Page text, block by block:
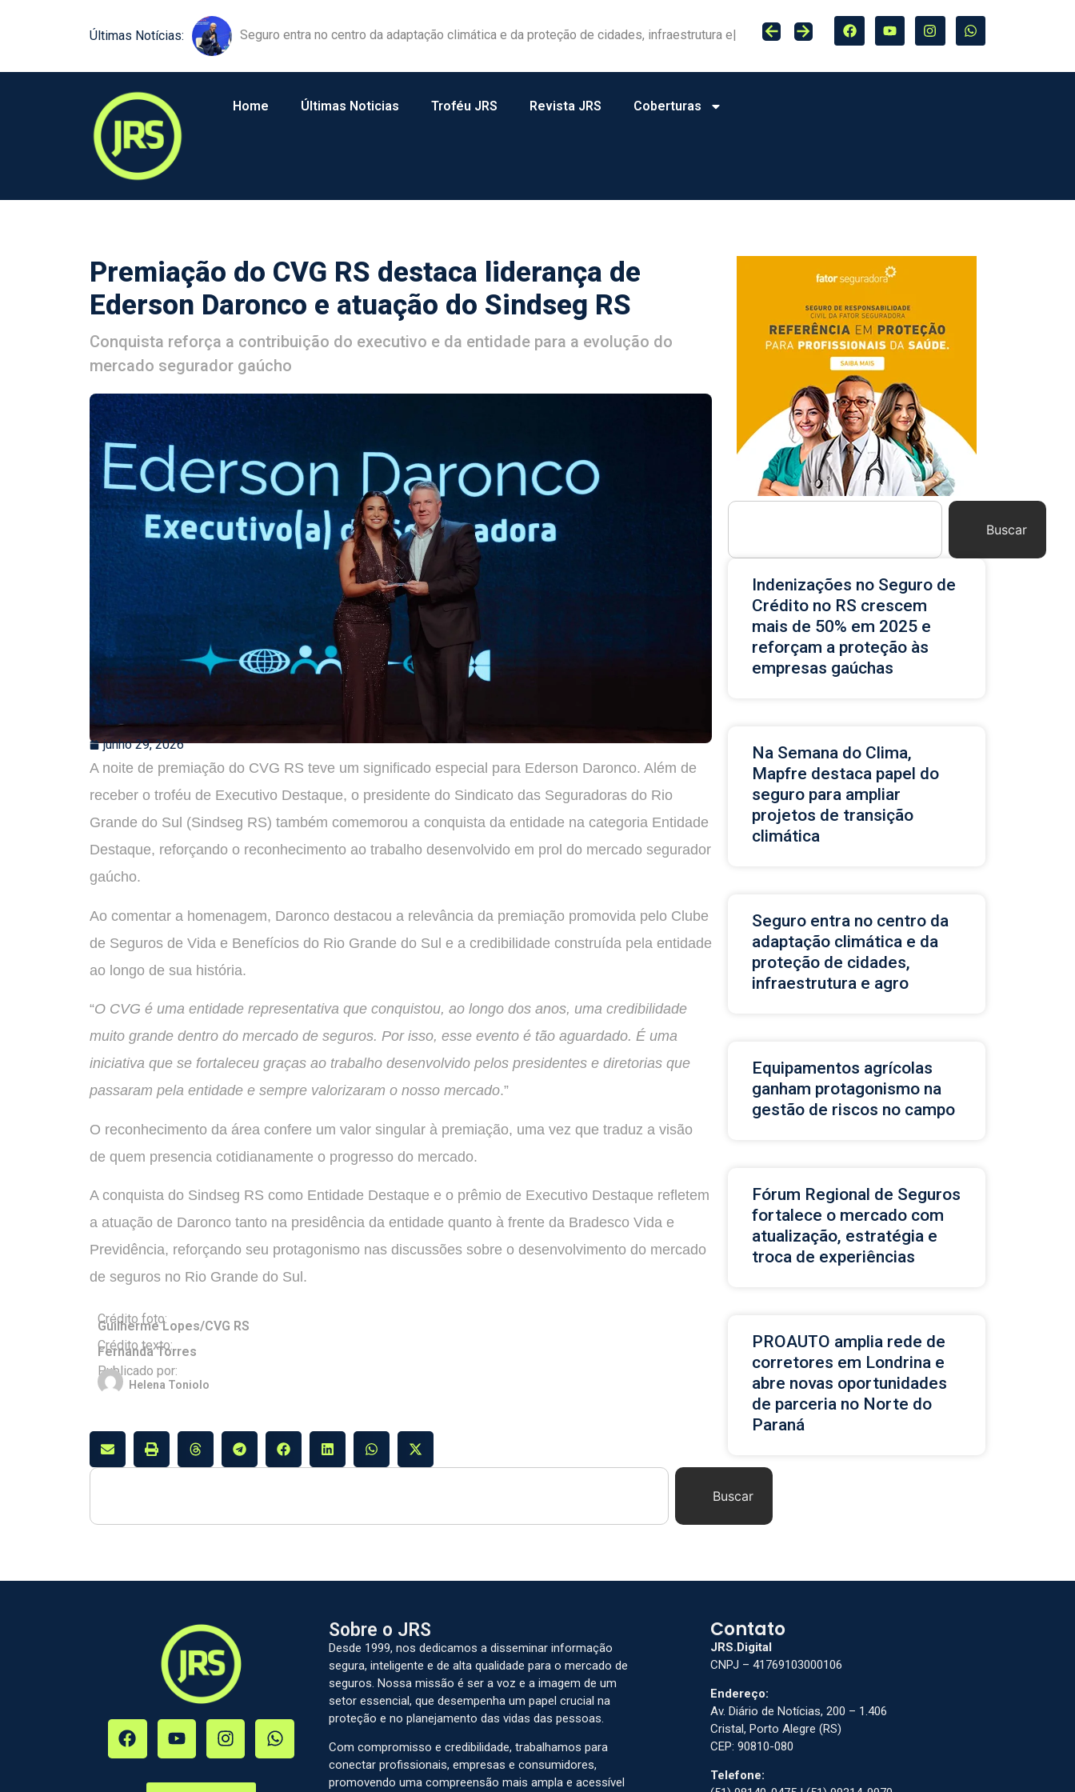
Últimas Notícias: Equipamentos agrícolas ganham protagonismo na gestão de riscos no campo
Home Últimas Noticias Troféu JRS Revista JRS Coberturas
Premiação do CVG RS destaca liderança de
Ederson Daronco e atuação do Sindseg RS
Conquista reforça a contribuição do executivo e da entidade para a evolução do
mercado segurador gaúcho
junho 29, 2026
A noite de premiação do CVG RS teve um significado especial para Ederson Daronco. Além de
receber o troféu de Executivo Destaque, o presidente do Sindicato das Seguradoras do Rio
Grande do Sul (Sindseg RS) também comemorou a conquista da entidade na categoria Entidade
Destaque, reforçando o reconhecimento ao trabalho desenvolvido em prol do mercado segurador
gaúcho.
Ao comentar a homenagem, Daronco destacou a relevância da premiação promovida pelo Clube
de Seguros de Vida e Benefícios do Rio Grande do Sul e a credibilidade construída pela entidade
ao longo de sua história.
“O CVG é uma entidade representativa que conquistou, ao longo dos anos, uma credibilidade
muito grande dentro do mercado de seguros. Por isso, esse evento é tão aguardado. É uma
iniciativa que se fortaleceu graças ao trabalho desenvolvido pelos presidentes e diretorias que
passaram pela entidade e sempre valorizaram o nosso mercado.”
O reconhecimento da área confere um valor singular à premiação, uma vez que traduz a visão
de quem presencia cotidianamente o progresso do mercado.
A conquista do Sindseg RS como Entidade Destaque e o prêmio de Executivo Destaque refletem
a atuação de Daronco tanto na presidência da entidade quanto à frente da Bradesco Vida e
Previdência, reforçando seu protagonismo nas discussões sobre o desenvolvimento do mercado
de seguros no Rio Grande do Sul.
Crédito foto:
Guilherme Lopes/CVG RS
Crédito texto:
Fernanda Torres
Publicado por:
Helena Toniolo
Buscar
Buscar
Indenizações no Seguro de
Crédito no RS crescem
mais de 50% em 2025 e
reforçam a proteção às
empresas gaúchas
Na Semana do Clima,
Mapfre destaca papel do
seguro para ampliar
projetos de transição
climática
Seguro entra no centro da
adaptação climática e da
proteção de cidades,
infraestrutura e agro
Equipamentos agrícolas
ganham protagonismo na
gestão de riscos no campo
Fórum Regional de Seguros
fortalece o mercado com
atualização, estratégia e
troca de experiências
PROAUTO amplia rede de
corretores em Londrina e
abre novas oportunidades
de parceria no Norte do
Paraná
Sobre o JRS
Desde 1999, nos dedicamos a disseminar informação
segura, inteligente e de alta qualidade para o mercado de
seguros. Nossa missão é ser a voz e a imagem de um
setor essencial, que desempenha um papel crucial na
proteção e no planejamento das vidas das pessoas.
Com compromisso e credibilidade, trabalhamos para
conectar profissionais, empresas e consumidores,
promovendo uma compreensão mais ampla e acessível
Contato
JRS.Digital
CNPJ – 41769103000106
Endereço:
Av. Diário de Notícias, 200 – 1.406
Cristal, Porto Alegre (RS)
CEP: 90810-080
Telefone: